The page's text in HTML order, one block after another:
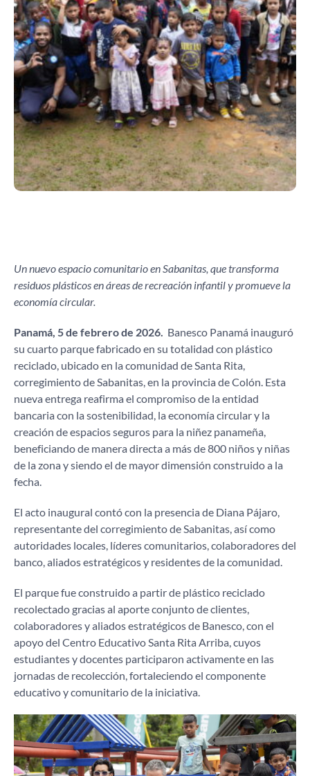
Un nuevo espacio comunitario en Sabanitas, que transforma
residuos plásticos en áreas de recreación infantil y promueve la
economía circular.
Panamá, 5 de febrero de 2026. Banesco Panamá inauguró
su cuarto parque fabricado en su totalidad con plástico
reciclado, ubicado en la comunidad de Santa Rita,
corregimiento de Sabanitas, en la provincia de Colón. Esta
nueva entrega reafirma el compromiso de la entidad
bancaria con la sostenibilidad, la economía circular y la
creación de espacios seguros para la niñez panameña,
beneficiando de manera directa a más de 800 niños y niñas
de la zona y siendo el de mayor dimensión construido a la
fecha.
El acto inaugural contó con la presencia de Diana Pájaro,
representante del corregimiento de Sabanitas, así como
autoridades locales, líderes comunitarios, colaboradores del
banco, aliados estratégicos y residentes de la comunidad.
El parque fue construido a partir de plástico reciclado
recolectado gracias al aporte conjunto de clientes,
colaboradores y aliados estratégicos de Banesco, con el
apoyo del Centro Educativo Santa Rita Arriba, cuyos
estudiantes y docentes participaron activamente en las
jornadas de recolección, fortaleciendo el componente
educativo y comunitario de la iniciativa.